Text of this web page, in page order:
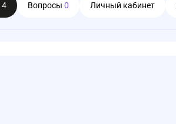
4 Вопросы 0 Личный кабинет